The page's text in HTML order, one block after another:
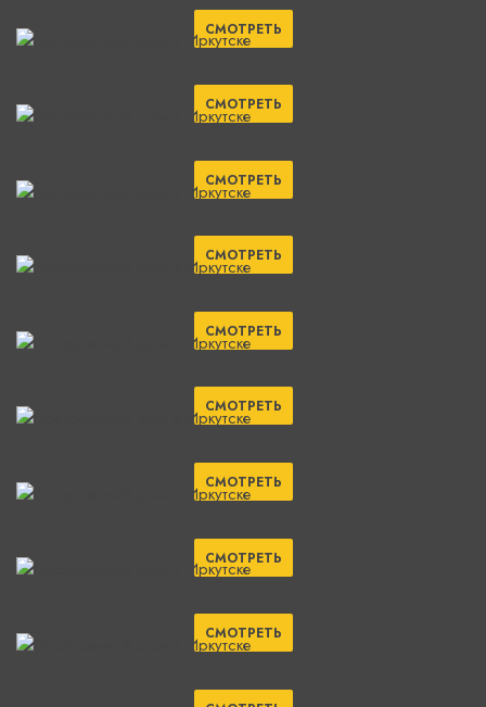
СМОТРЕТЬ
СМОТРЕТЬ
СМОТРЕТЬ
СМОТРЕТЬ
СМОТРЕТЬ
СМОТРЕТЬ
СМОТРЕТЬ
СМОТРЕТЬ
СМОТРЕТЬ